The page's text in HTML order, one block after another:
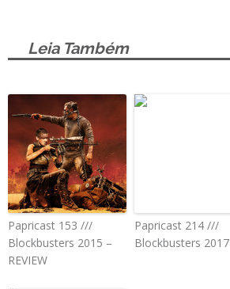
Leia Também
Papricast 153 ///
Blockbusters 2015 –
REVIEW
Papricast 214 ///
Blockbusters 2017